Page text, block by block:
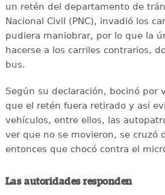
un retén del departamento de
Nacional Civil (PNC), invadió los
pudiera maniobrar, por lo que la
hacerse a los carriles contrarios,
bus.
Según su declaración, bocinó por
que el retén fuera retirado y así
vehículos, entre ellos, las
ver que no se movieron, se cruzó
entonces que chocó contra el
Las autoridades responden